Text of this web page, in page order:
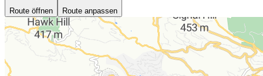
Route öffnen Route anpassen